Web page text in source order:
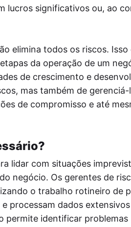
lucros significativos ou, ao
elimina todos os riscos. Isso
da operação de um
de crescimento e
mas também de gerenciá-
de compromisso e até
lidar com situações
negócio. Os gerentes de
o trabalho rotineiro de
processam dados
permite identificar problemas